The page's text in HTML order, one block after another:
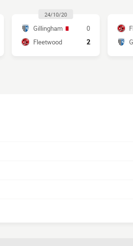
24/10/20
Gillingham
0
Fleetwood
2